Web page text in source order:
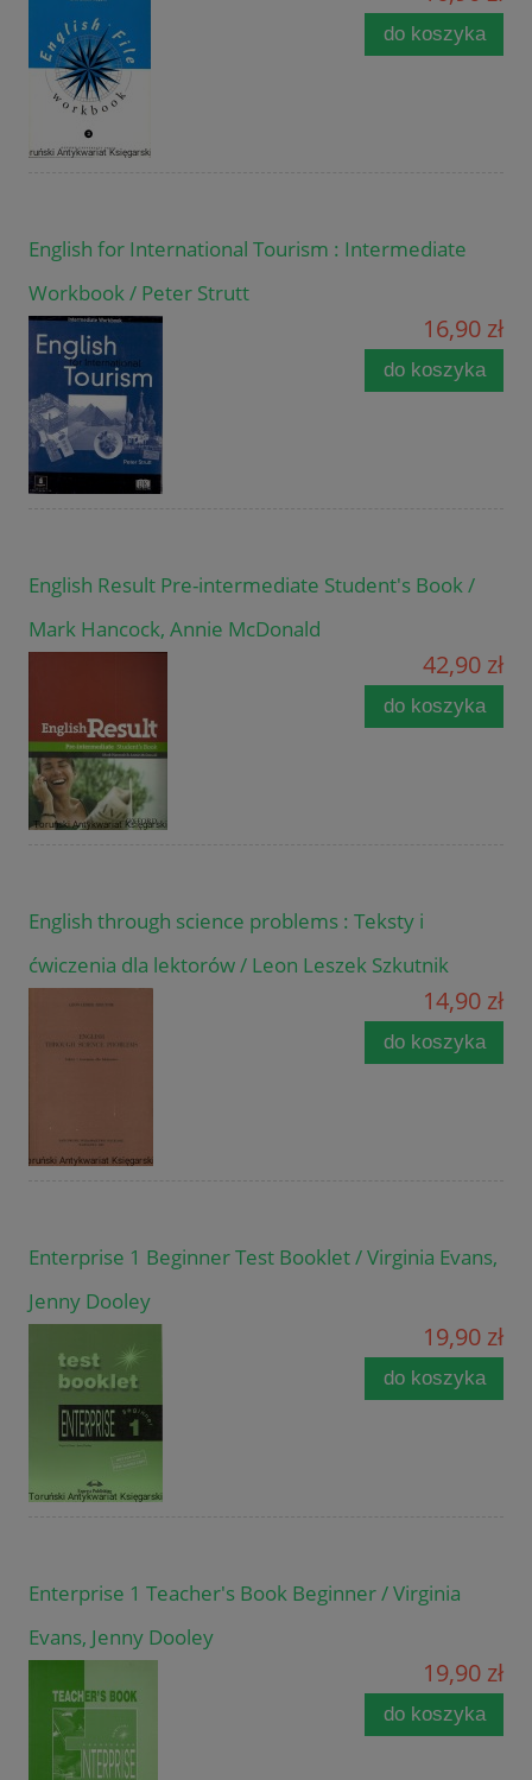
do koszyka
English for International Tourism : Intermediate
Workbook / Peter Strutt
16,90 zł
do koszyka
English Result Pre-intermediate Student's Book /
Mark Hancock, Annie McDonald
42,90 zł
do koszyka
English through science problems : Teksty i
ćwiczenia dla lektorów / Leon Leszek Szkutnik
14,90 zł
do koszyka
Enterprise 1 Beginner Test Booklet / Virginia Evans,
Jenny Dooley
19,90 zł
do koszyka
Enterprise 1 Teacher's Book Beginner / Virginia
Evans, Jenny Dooley
19,90 zł
do koszyka